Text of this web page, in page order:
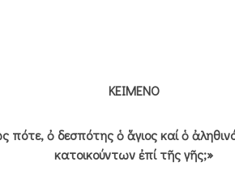
ΚΕΙΜΕΝΟ
ὀ δεσπότης ὁ ἅγιος καί ὁ
κατοικούντων ἐπί τῆς γῆς;»